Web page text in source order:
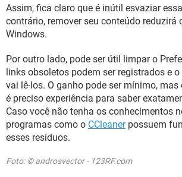
Assim, fica claro que é inútil esvaziar
contrário, remover seu conteúdo reduzirá
Windows.
Por outro lado, pode ser útil limpar o
links obsoletos podem ser registrados e
vai lê-los. O ganho pode ser mínimo, mas
é preciso experiência para saber
Caso você não tenha os conhecimentos
programas como o CCleanerpossuem
esses resíduos.
Foto: © androsvector - 123RF.com